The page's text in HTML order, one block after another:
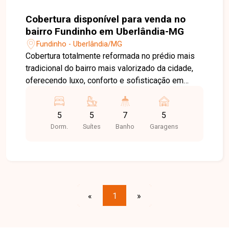
Cobertura disponível para venda no
bairro Fundinho em Uberlândia-MG
Fundinho - Uberlândia/MG
Cobertura totalmente reformada no prédio mais
tradicional do bairro mais valorizado da cidade,
oferecendo luxo, conforto e sofisticação em
ambientes, lavabo, cozinha planejada com
armários, sala de jantar, despensa, área de
serviço com armário, quarto e banheiro de
montado, sala de TV/cinema, academia, quatro
suítes com armários embutidos, closets e
5
Dorm.
5
Suítes
7
Banho
5
Garagens
« 1 »